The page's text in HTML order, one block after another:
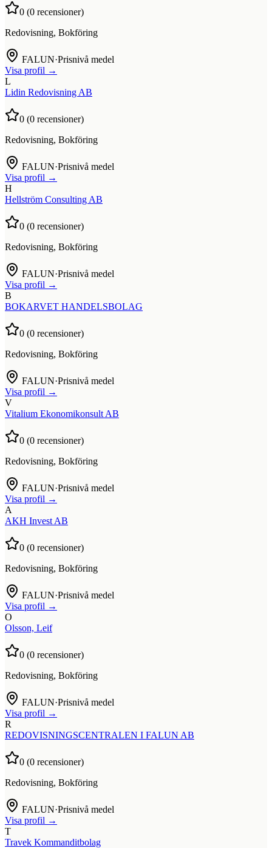
0 (0 recensioner)
Redovisning, Bokföring
FALUN·Prisnivå medel
Visa profil →
L
Lidin Redovisning AB
0 (0 recensioner)
Redovisning, Bokföring
FALUN·Prisnivå medel
Visa profil →
H
Hellström Consulting AB
0 (0 recensioner)
Redovisning, Bokföring
FALUN·Prisnivå medel
Visa profil →
B
BOKARVET HANDELSBOLAG
0 (0 recensioner)
Redovisning, Bokföring
FALUN·Prisnivå medel
Visa profil →
V
Vitalium Ekonomikonsult AB
0 (0 recensioner)
Redovisning, Bokföring
FALUN·Prisnivå medel
Visa profil →
A
AKH Invest AB
0 (0 recensioner)
Redovisning, Bokföring
FALUN·Prisnivå medel
Visa profil →
O
Olsson, Leif
0 (0 recensioner)
Redovisning, Bokföring
FALUN·Prisnivå medel
Visa profil →
R
REDOVISNINGSCENTRALEN I FALUN AB
0 (0 recensioner)
Redovisning, Bokföring
FALUN·Prisnivå medel
Visa profil →
T
Travek Kommanditbolag